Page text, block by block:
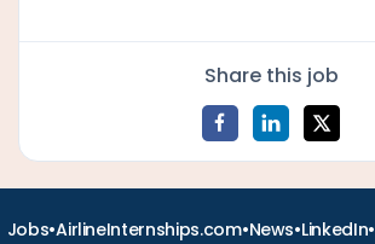
Share this job
Jobs•AirlineInternships.com•News•LinkedIn•